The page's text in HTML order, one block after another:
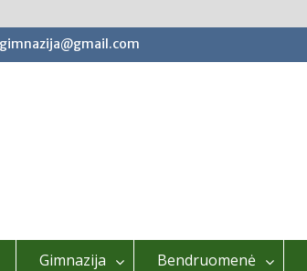
Gimnazija Bendruomenė